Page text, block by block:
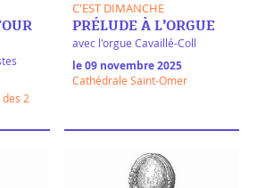
2
C'EST DIMANCHE
PRÉLUDE À L’ORGUE
avec l'orgue Cavaillé-Coll
le 09 novembre 2025
Cathédrale Saint-Omer